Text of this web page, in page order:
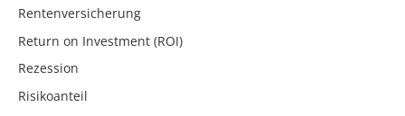
Rentenversicherung
Return on Investment (ROI)
Rezession
Risikoanteil